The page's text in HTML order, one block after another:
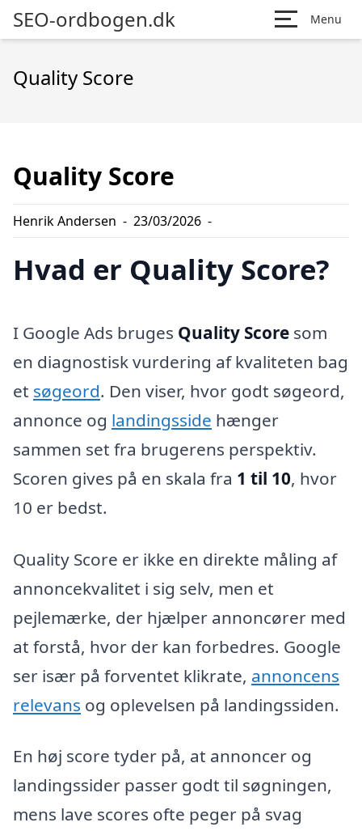
SEO-ordbogen.dk Menu
Quality Score
Quality Score
Henrik Andersen - 23/03/2026 -
Hvad er Quality Score?
I Google Ads bruges Quality Score som
en diagnostisk vurdering af kvaliteten bag
et søgeord. Den viser, hvor godt søgeord,
annonce og landingsside hænger
sammen set fra brugerens perspektiv.
Scoren gives på en skala fra 1 til 10, hvor
10 er bedst.
Quality Score er ikke en direkte måling af
annoncekvalitet i sig selv, men et
pejlemærke, der hjælper annoncører med
at forstå, hvor der kan forbedres. Google
ser især på forventet klikrate, annoncens
relevans og oplevelsen på landingssiden.
En høj score tyder på, at annoncer og
landingssider passer godt til søgningen,
mens lave scores ofte peger på svag